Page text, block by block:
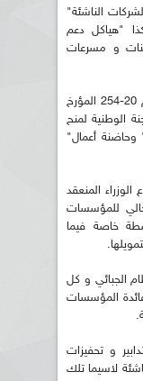
الناشئة"
"هياكل دعم
و مسرعات
للتذكير صدر مؤخرا المرسوم التنفيذي رقم 20-254 المؤرخ
الوطنية لمنح
أعمال"
المنعقد
للمؤسسات
خاصة فيما
الجبائي و كل
المؤسسات
لسنة 2020 جاء بتدابير و تحفيزات
لاسيما تلك